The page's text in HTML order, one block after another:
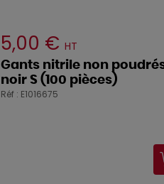
5,00 € HT
Gants nitrile non
noir S (100 pièces)
Réf : E1016675